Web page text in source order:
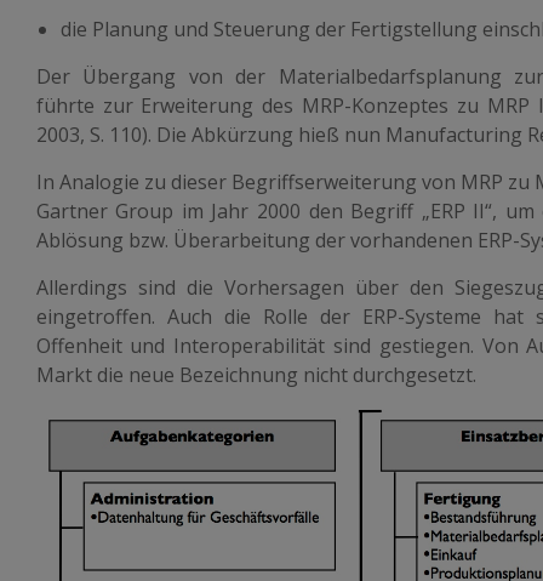
die Planung und Steuerung der Fertigstellung
Der Übergang von der Materialbedarfsplanung
führte zur Erweiterung des MRP-Konzeptes zu
2003, S. 110). Die Abkürzung hieß nun Manufacturing
In Analogie zu dieser Begriffserweiterung von MRP zu
Gartner Group im Jahr 2000 den Begriff „ERP II“,
Ablösung bzw. Überarbeitung der vorhandenen ERP-
Allerdings sind die Vorhersagen über den
eingetroffen. Auch die Rolle der ERP-Systeme
Offenheit und Interoperabilität sind gestiegen. Von
Markt die neue Bezeichnung nicht durchgesetzt.